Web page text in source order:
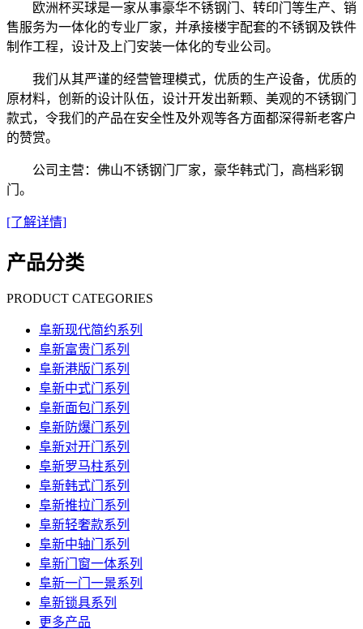
欧洲杯买球是一家从事豪华不锈钢门、转印门等生产、销
售服务为一体化的专业厂家，并承接楼宇配套的不锈钢及铁件
制作工程，设计及上门安装一体化的专业公司。
我们从其严谨的经营管理模式，优质的生产设备，优质的
原材料，创新的设计队伍，设计开发出新颗、美观的不锈钢门
款式，令我们的产品在安全性及外观等各方面都深得新老客户
的赞赏。
公司主营：佛山不锈钢门厂家，豪华韩式门，高档彩钢
门。
[了解详情]
产品分类
PRODUCT CATEGORIES
阜新现代简约系列
阜新富贵门系列
阜新港版门系列
阜新中式门系列
阜新面包门系列
阜新防爆门系列
阜新对开门系列
阜新罗马柱系列
阜新韩式门系列
阜新推拉门系列
阜新轻奢款系列
阜新中轴门系列
阜新门窗一体系列
阜新一门一景系列
阜新锁具系列
更多产品